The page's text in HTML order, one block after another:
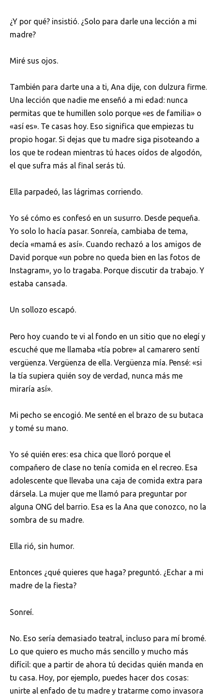
¿Y por qué? insistió. ¿Solo para darle una lección a mi
madre?
Miré sus ojos.
También para darte una a ti, Ana dije, con dulzura firme.
Una lección que nadie me enseñó a mi edad: nunca
permitas que te humillen solo porque «es de familia» o
«así es». Te casas hoy. Eso significa que empiezas tu
propio hogar. Si dejas que tu madre siga pisoteando a
los que te rodean mientras tú haces oídos de algodón,
el que sufra más al final serás tú.
Ella parpadeó, las lágrimas corriendo.
Yo sé cómo es confesó en un susurro. Desde pequeña.
Yo solo lo hacía pasar. Sonreía, cambiaba de tema,
decía «mamá es así». Cuando rechazó a los amigos de
David porque «un pobre no queda bien en las fotos de
Instagram», yo lo tragaba. Porque discutir da trabajo. Y
estaba cansada.
Un sollozo escapó.
Pero hoy cuando te vi al fondo en un sitio que no elegí y
escuché que me llamaba «tía pobre» al camarero sentí
vergüenza. Vergüenza de ella. Vergüenza mía. Pensé: «si
la tía supiera quién soy de verdad, nunca más me
miraría así».
Mi pecho se encogió. Me senté en el brazo de su butaca
y tomé su mano.
Yo sé quién eres: esa chica que lloró porque el
compañero de clase no tenía comida en el recreo. Esa
adolescente que llevaba una caja de comida extra para
dársela. La mujer que me llamó para preguntar por
alguna ONG del barrio. Esa es la Ana que conozco, no la
sombra de su madre.
Ella rió, sin humor.
Entonces ¿qué quieres que haga? preguntó. ¿Echar a mi
madre de la fiesta?
Sonreí.
No. Eso sería demasiado teatral, incluso para mí bromé.
Lo que quiero es mucho más sencillo y mucho más
difícil: que a partir de ahora tú decidas quién manda en
tu casa. Hoy, por ejemplo, puedes hacer dos cosas:
unirte al enfado de tu madre y tratarme como invasora